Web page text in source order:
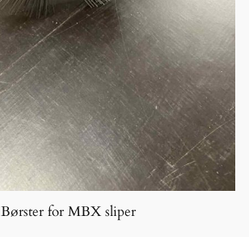
Børster for MBX sliper